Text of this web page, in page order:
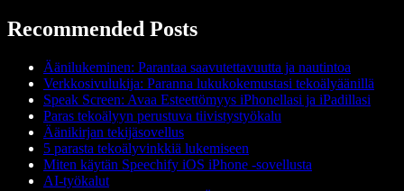
Recommended Posts
Äänilukeminen: Parantaa saavutettavuutta ja nautintoa
Verkkosivulukija: Paranna lukukokemustasi tekoälyäänillä
Speak Screen: Avaa Esteettömyys iPhonellasi ja iPadillasi
Paras tekoälyyn perustuva tiivistystyökalu
Äänikirjan tekijäsovellus
5 parasta tekoälyvinkkiä lukemiseen
Miten käytän Speechify iOS iPhone -sovellusta
AI-työkalut